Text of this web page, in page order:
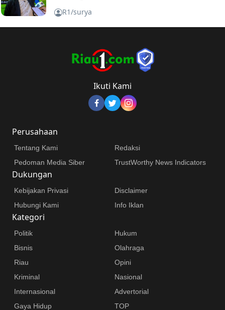
R1/surya
Ikuti Kami
Perusahaan
Tentang Kami
Redaksi
Pedoman Media Siber
TrustWorthy News Indicators
Dukungan
Kebijakan Privasi
Disclaimer
Hubungi Kami
Info Iklan
Kategori
Politik
Hukum
Bisnis
Olahraga
Riau
Opini
Kriminal
Nasional
Internasional
Advertorial
Gaya Hidup
TOP